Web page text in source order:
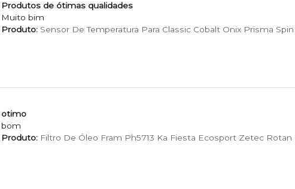
Produtos de ótimas qualidades
Muito bim
Produto:Sensor De Temperatura Para Classic Cobalt Onix Prisma Spin
otimo
bom
Produto:Filtro De Óleo Fram Ph5713 Ka Fiesta Ecosport Zetec Rotan